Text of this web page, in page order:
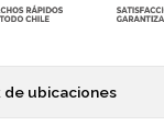
ubicaciones